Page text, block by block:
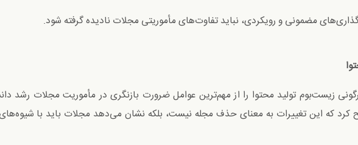
مضمونی و رویکردی، نباید تفاوت‌های مأموریتی مجلات نادیده گرفته شود.
زیست‌بوم تولید محتوا را از مهم‌ترین عوامل ضرورت بازنگری در مأموریت مجلات رشد
که این تغییرات به معنای حذف مجله نیست، بلکه نشان می‌دهد مجلات باید با